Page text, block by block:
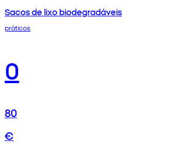
Sacos de lixo biodegradáveis
práticos
0
80
€